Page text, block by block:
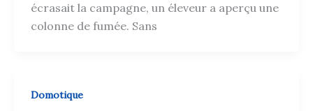
écrasait la campagne, un éleveur a aperçu une
colonne de fumée. Sans
Domotique